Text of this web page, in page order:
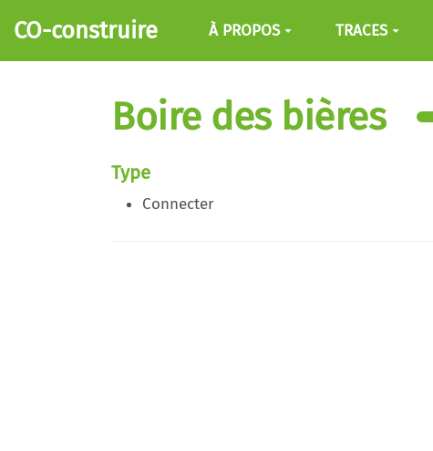
Aller au contenu principal
CO-construire À PROPOS TRACES
Boire des bières
Type
Connecter